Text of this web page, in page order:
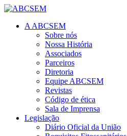
A ABCSEM
Sobre nós
Nossa História
Associados
Parceiros
Diretoria
Equipe ABCSEM
Revistas
Código de ética
Sala de Imprensa
Legislação
Diário Oficial da União